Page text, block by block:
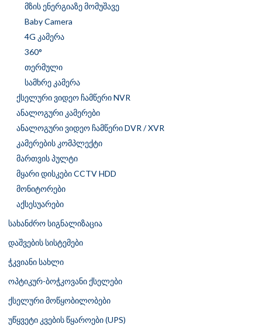
მზის ენერგიაზე მომუშავე
Baby Camera
4G კამერა
360°
თერმული
სამხრე კამერა
ქსელური ვიდეო ჩამწერი NVR
ანალოგური კამერები
ანალოგური ვიდეო ჩამწერი DVR / XVR
კამერების კომპლექტი
მართვის პულტი
მყარი დისკები CCTV HDD
მონიტორები
აქსესუარები
სახანძრო სიგნალიზაცია
დაშვების სისტემები
ჭკვიანი სახლი
ოპტიკურ-ბოჭკოვანი ქსელები
ქსელური მოწყობილობები
უწყვეტი კვების წყაროები (UPS)